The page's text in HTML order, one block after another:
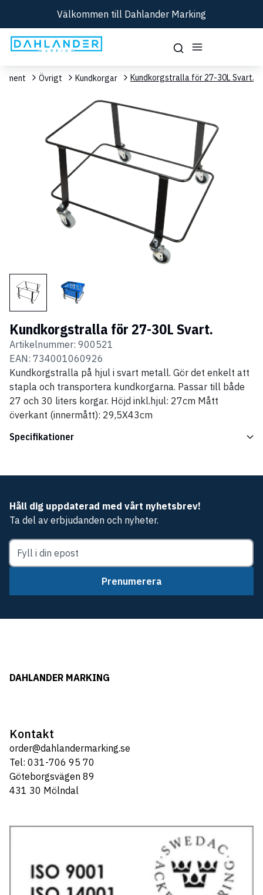
Välkommen till Dahlander Marking
Övrigt Kundkorgar Kundkorgstralla för 27-30L Svart.
Kundkorgstralla för 27-30L Svart.
Artikelnummer: 900521
EAN: 734001060926
Kundkorgstralla på hjul i svart metall. Gör det enkelt att
stapla och transportera kundkorgarna. Passar till både
27 och 30 liters korgar. Höjd inkl.hjul: 27cm Mått
överkant (innermått): 29,5X43cm
Specifikationer
Håll dig uppdaterad med vårt nyhetsbrev!
Ta del av erbjudanden och nyheter.
Prenumerera
DAHLANDER MARKING
Kontakt
order@dahlandermarking.se
Tel: 031-706 95 70
Göteborgsvägen 89
431 30 Mölndal